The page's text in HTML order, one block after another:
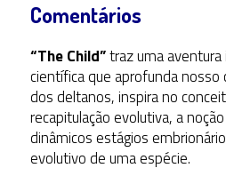
Comentários
“The Child”traz uma aventura
científica que aprofunda
dos deltanos, inspira no
recapitulação evolutiva, a
dinâmicos estágios
evolutivo de uma espécie.